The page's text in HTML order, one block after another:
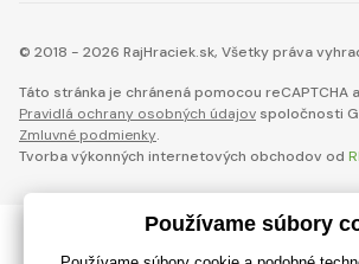
© 2018 - 2026 RajHraciek.sk, Všetky práva
Táto stránka je chránená pomocou reCAPTCHA
Pravidlá ochrany osobných údajov spoločnosti
Zmluvné podmienky.
Tvorba výkonných internetových obchodov od